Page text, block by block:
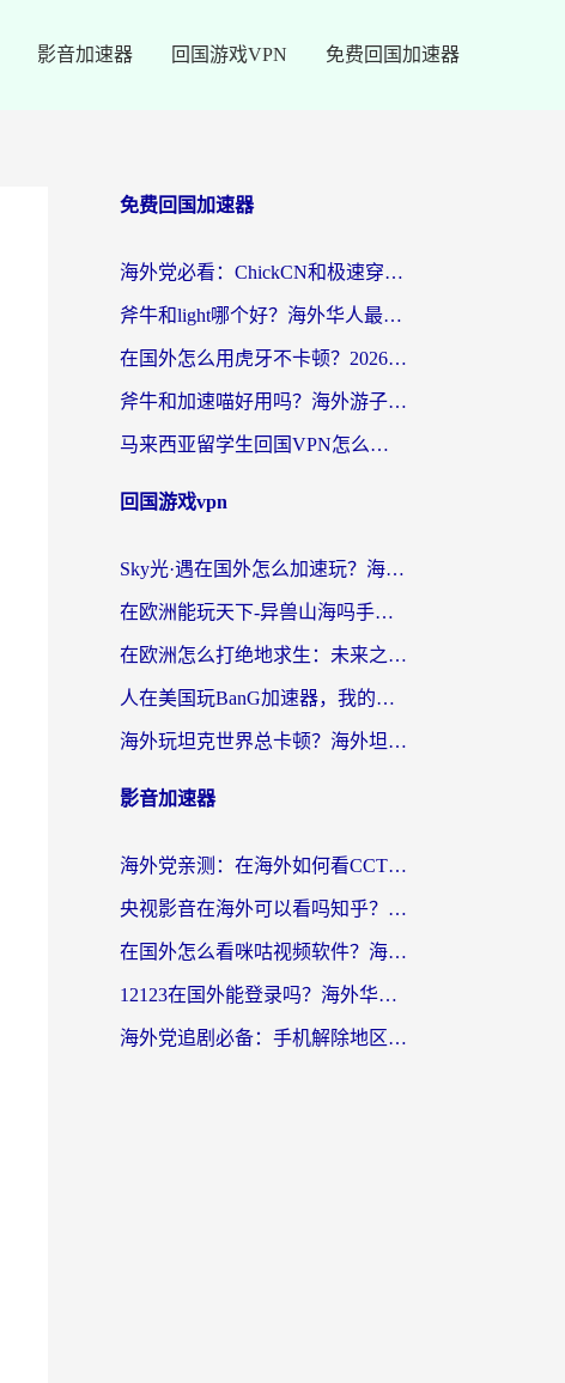
影音加速器 回国游戏VPN 免费回国加速器
免费回国加速器
海外党必看：ChickCN和极速穿梭VPN好用吗？3招教你选对回国加速器无缝刷国内资源
斧牛和light哪个好？海外华人最关心的回国加速器选择难题，一篇讲透
在国外怎么用虎牙不卡顿？2026海外华人亲测有效的回国加速器选择指南
斧牛和加速喵好用吗？海外游子的真实选择困境
马来西亚留学生回国VPN怎么选？3个避坑点+1款实测好用的加速器推荐
回国游戏vpn
Sky光·遇在国外怎么加速玩？海外党亲测有效的国服游戏加速指南
在欧洲能玩天下-异兽山海吗手游？海外玩家的加速器生存指南
在欧洲怎么打绝地求生：未来之役不卡？留学生亲测的加速器避坑指南
人在美国玩BanG加速器，我的延迟终于绿了
海外玩坦克世界总卡顿？海外坦克世界加速器有哪些？实测好用的选择在这里
影音加速器
海外党亲测：在海外如何看CCTV？告别“仅限大陆播放”的实用指南
央视影音在海外可以看吗知乎？留学生亲测：3步解决地域限制+追剧自由
在国外怎么看咪咕视频软件？海外党亲测有效的回国加速方案
12123在国外能登录吗？海外华人必看的回国加速实用指南
海外党追剧必备：手机解除地区限制app怎么选？解决央视视频&国内剧地区限制全指南